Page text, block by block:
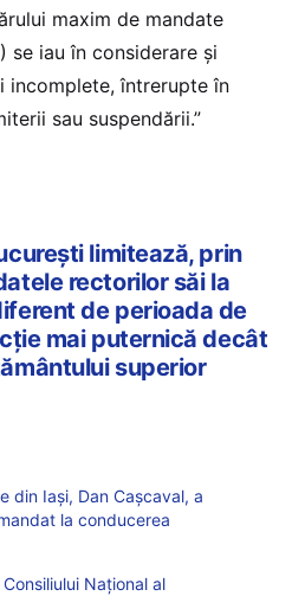
maxim de mandate
se iau în considerare și
incomplete, întrerupte în
sau suspendării.”
limitează, prin
rectorilor săi la
de perioada de
mai puternică decât
superior
din Iași, Dan Cașcaval, a
la conducerea
Național al